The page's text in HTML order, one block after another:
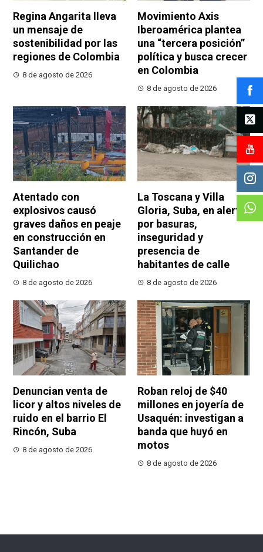
Regina Angarita lleva
un mensaje de
sostenibilidad por las
regiones de Colombia
8 de agosto de 2026
Movimiento Axis
Iberoamérica plantea
una “tercera posición”
política y busca crecer
en Colombia
8 de agosto de 2026
Atentado con
explosivos causó
graves daños en peaje
en construcción en
Santander de
Quilichao
8 de agosto de 2026
La Toscana y Villa
Gloria, Suba, en alerta
por basuras,
inseguridad y
presencia de
habitantes de calle
8 de agosto de 2026
Denuncian venta de
licor y altos niveles de
ruido en el barrio El
Rincón, Suba
8 de agosto de 2026
Roban reloj de $40
millones en joyería de
Usaquén: investigan a
banda que huyó en
motos
8 de agosto de 2026